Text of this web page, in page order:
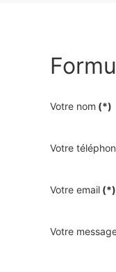
Votre nom (*)
Votre
Votre email (*)
Votre